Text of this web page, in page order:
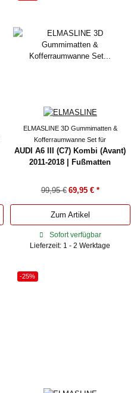
ELMASLINE 3D Gummimatten &
Kofferraumwanne Set für
AUDI A6 III (C7) Kombi (Avant)
2011-2018 | Fußmatten
99,95 € 69,95 € *
Zum Artikel
Sofort verfügbar
Lieferzeit: 1 - 2 Werktage
-25%